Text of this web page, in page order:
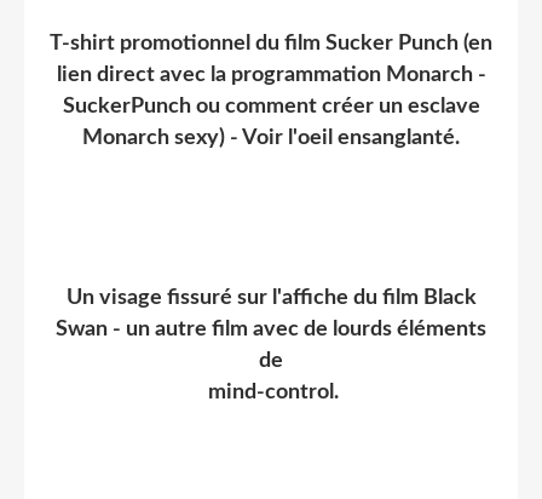
T-shirt promotionnel du film Sucker Punch (en
lien direct avec la programmation Monarch -
SuckerPunch ou comment créer un esclave
Monarch sexy) - Voir l'oeil ensanglanté.
Un visage fissuré sur l'affiche du film Black
Swan - un autre film avec de lourds éléments
de
mind-control.